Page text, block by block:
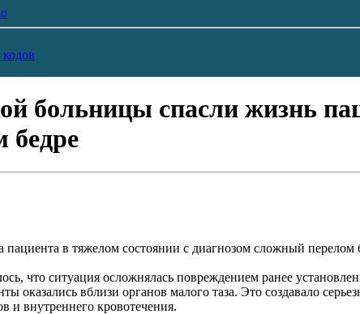
больницы спасли жизнь
бедре
пациента в тяжелом состоянии с диагнозом сложный
что ситуация осложнялась повреждением ранее
оказались вблизи органов малого таза. Это создавало
и внутреннего кровотечения.